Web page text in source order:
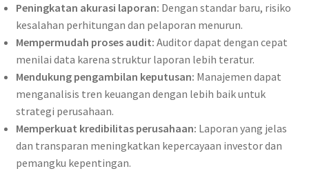
Peningkatan akurasi laporan: Dengan standar baru, risiko
kesalahan perhitungan dan pelaporan menurun.
Mempermudah proses audit: Auditor dapat dengan cepat
menilai data karena struktur laporan lebih teratur.
Mendukung pengambilan keputusan: Manajemen dapat
menganalisis tren keuangan dengan lebih baik untuk
strategi perusahaan.
Memperkuat kredibilitas perusahaan: Laporan yang jelas
dan transparan meningkatkan kepercayaan investor dan
pemangku kepentingan.